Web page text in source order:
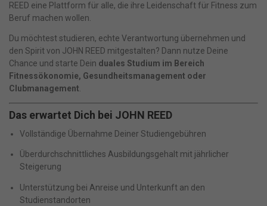
REED eine Plattform für alle, die ihre Leidenschaft für Fitness zum
Beruf machen wollen.
Du möchtest studieren, echte Verantwortung übernehmen und
den Spirit von JOHN REED mitgestalten? Dann nutze Deine
Chance und starte Dein duales Studium im Bereich
Fitnessökonomie, Gesundheitsmanagement oder
Clubmanagement
Das erwartet Dich bei JOHN REED
Vollständige Übernahme Deiner Studiengebühren
Überdurchschnittliches Ausbildungsgehalt mit jährlicher
Steigerung
Unterstützung bei Anreise und Unterkunft an den
Studienstandorten